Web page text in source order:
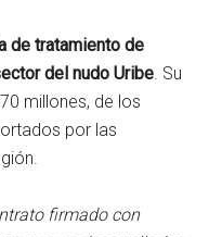
de tratamiento de
del nudo Uribe. Su
millones, de los
por las
firmado con